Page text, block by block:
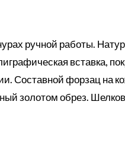
ручной работы.
вставка,
Составной форзац на
золотом обрез.